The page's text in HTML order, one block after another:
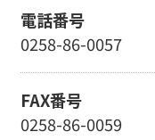
電話番号
0258-86-0057
FAX番号
0258-86-0059